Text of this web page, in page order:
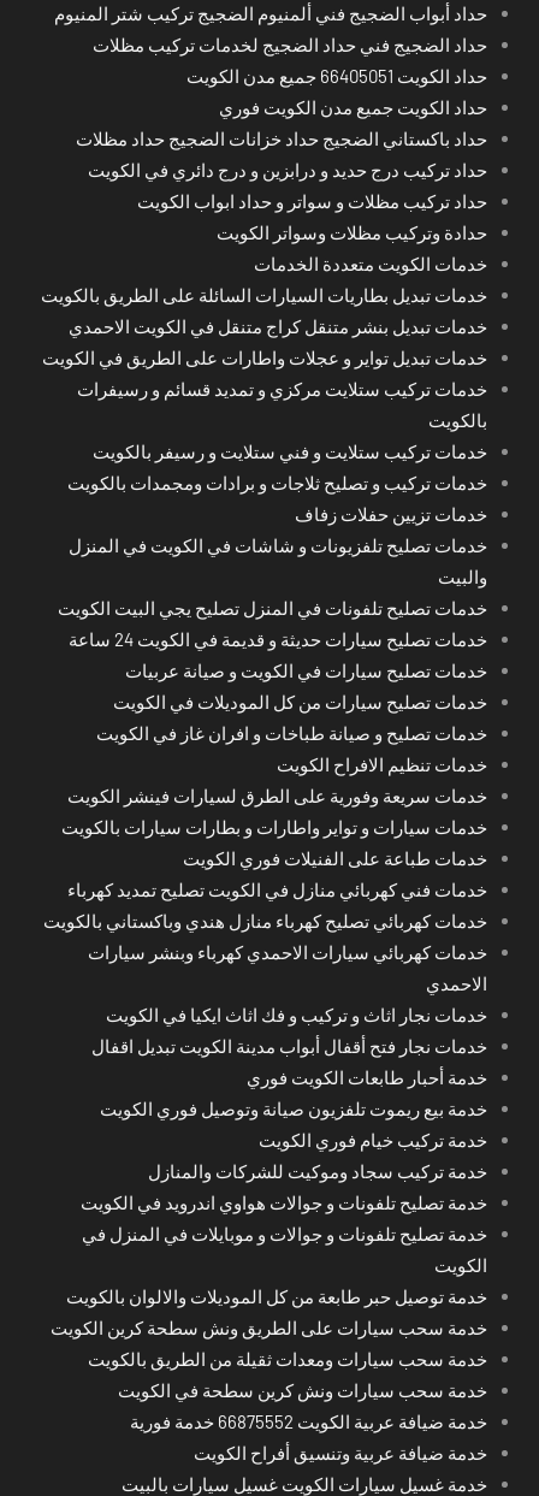
حداد أبواب الضجيج فني ألمنيوم الضجيج تركيب شتر المنيوم
حداد الضجيج فني حداد الضجيج لخدمات تركيب مظلات
حداد الكويت 66405051 جميع مدن الكويت
حداد الكويت جميع مدن الكويت فوري
حداد باكستاني الضجيج حداد خزانات الضجيج حداد مظلات
حداد تركيب درج حديد و درابزين و درج دائري في الكويت
حداد تركيب مظلات و سواتر و حداد ابواب الكويت
حدادة وتركيب مظلات وسواتر الكويت
خدمات الكويت متعددة الخدمات
خدمات تبديل بطاريات السيارات السائلة على الطريق بالكويت
خدمات تبديل بنشر متنقل كراج متنقل في الكويت الاحمدي
خدمات تبديل تواير و عجلات واطارات على الطريق في الكويت
خدمات تركيب ستلايت مركزي و تمديد قسائم و رسيفرات
بالكويت
خدمات تركيب ستلايت و فني ستلايت و رسيفر بالكويت
خدمات تركيب و تصليح ثلاجات و برادات ومجمدات بالكويت
خدمات تزيين حفلات زفاف
خدمات تصليح تلفزيونات و شاشات في الكويت في المنزل
والبيت
خدمات تصليح تلفونات في المنزل تصليح يجي البيت الكويت
خدمات تصليح سيارات حديثة و قديمة في الكويت 24 ساعة
خدمات تصليح سيارات في الكويت و صيانة عربيات
خدمات تصليح سيارات من كل الموديلات في الكويت
خدمات تصليح و صيانة طباخات و افران غاز في الكويت
خدمات تنظيم الافراح الكويت
خدمات سريعة وفورية على الطرق لسيارات فينشر الكويت
خدمات سيارات و تواير واطارات و بطارات سيارات بالكويت
خدمات طباعة على الفنيلات فوري الكويت
خدمات فني كهربائي منازل في الكويت تصليح تمديد كهرباء
خدمات كهربائي تصليح كهرباء منازل هندي وباكستاني بالكويت
خدمات كهربائي سيارات الاحمدي كهرباء وبنشر سيارات
الاحمدي
خدمات نجار اثاث و تركيب و فك اثاث ايكيا في الكويت
خدمات نجار فتح أقفال أبواب مدينة الكويت تبديل اقفال
خدمة أحبار طابعات الكويت فوري
خدمة بيع ريموت تلفزيون صيانة وتوصيل فوري الكويت
خدمة تركيب خيام فوري الكويت
خدمة تركيب سجاد وموكيت للشركات والمنازل
خدمة تصليح تلفونات و جوالات هواوي اندرويد في الكويت
خدمة تصليح تلفونات و جوالات و موبايلات في المنزل في
الكويت
خدمة توصيل حبر طابعة من كل الموديلات والالوان بالكويت
خدمة سحب سيارات على الطريق ونش سطحة كرين الكويت
خدمة سحب سيارات ومعدات ثقيلة من الطريق بالكويت
خدمة سحب سيارات ونش كرين سطحة في الكويت
خدمة ضيافة عربية الكويت 66875552 خدمة فورية
خدمة ضيافة عربية وتنسيق أفراح الكويت
خدمة غسيل سيارات الكويت غسيل سيارات بالبيت